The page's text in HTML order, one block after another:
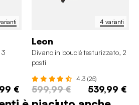
3
€
4 varianti
Leon
Divano in bouclé testurizzato, 2
posti
4.3 (25)
599,99 € 539,99 €